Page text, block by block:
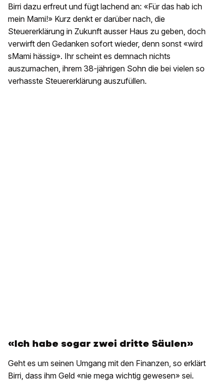
Birri dazu erfreut und fügt lachend an: «Für das hab ich
mein Mami!» Kurz denkt er darüber nach, die
Steuererklärung in Zukunft ausser Haus zu geben, doch
verwirft den Gedanken sofort wieder, denn sonst «wird
sMami hässig». Ihr scheint es demnach nichts
auszumachen, ihrem 38-jährigen Sohn die bei vielen so
verhasste Steuererklärung auszufüllen.
«Ich habe sogar zwei dritte Säulen»
Geht es um seinen Umgang mit den Finanzen, so erklärt
Birri, dass ihm Geld «nie mega wichtig gewesen» sei.